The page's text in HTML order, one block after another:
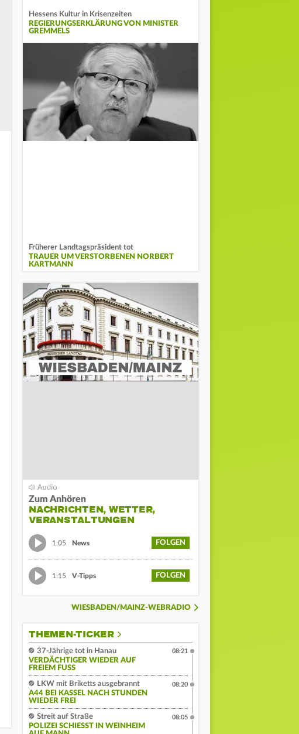
Hessens Kultur in Krisenzeiten
REGIERUNGSERKLÄRUNG VON MINISTER
GREMMELS
Früherer Landtagspräsident tot
TRAUER UM VERSTORBENEN NORBERT
KARTMANN
Zum Anhören
NACHRICHTEN, WETTER,
VERANSTALTUNGEN
1:05 News FOLGEN
1:15 V-Tipps FOLGEN
WIESBADEN/MAINZ-WEBRADIO
THEMEN-TICKER
37-Jährige tot in Hanau
VERDÄCHTIGER WIEDER AUF
FREIEM FUSS
08:21
LKW mit Briketts ausgebrannt
A44 BEI KASSEL NACH STUNDEN
WIEDER FREI
08:20
Streit auf Straße
POLIZEI SCHIESST IN WEINHEIM A
08:05